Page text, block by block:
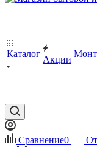
Каталог
Акции
Сравнение0